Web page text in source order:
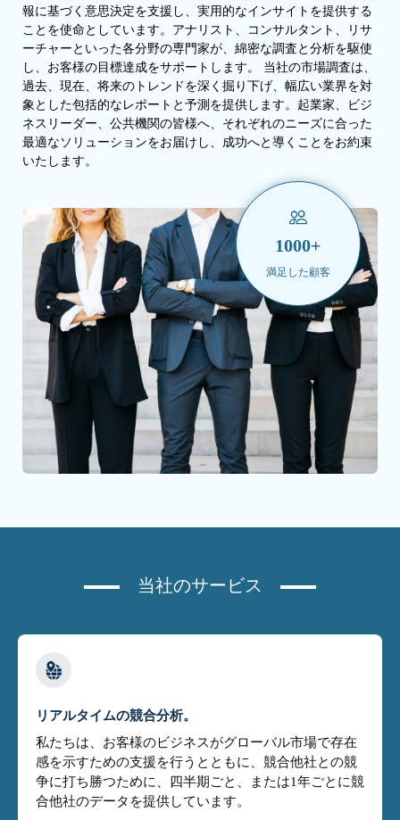
報に基づく意思決定を支援し、実用的なインサイトを提供する
ことを使命としています。アナリスト、コンサルタント、リサ
ーチャーといった各分野の専門家が、綿密な調査と分析を駆使
し、お客様の目標達成をサポートします。 当社の市場調査は、
過去、現在、将来のトレンドを深く掘り下げ、幅広い業界を対
象とした包括的なレポートと予測を提供します。起業家、ビジ
ネスリーダー、公共機関の皆様へ、それぞれのニーズに合った
最適なソリューションをお届けし、成功へと導くことをお約束
いたします。
1000+
満足した顧客
当社のサービス
リアルタイムの競合分析。
私たちは、お客様のビジネスがグローバル市場で存在
感を示すための支援を行うとともに、競合他社との競
争に打ち勝つために、四半期ごと、または1年ごとに競
合他社のデータを提供しています。